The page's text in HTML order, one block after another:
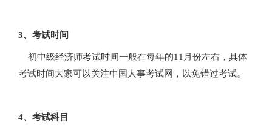
3、考试时间
初中级经济师考试时间一般在每年的11月份左右，具体
考试时间大家可以关注中国人事考试网，以免错过考试。
4、考试科目